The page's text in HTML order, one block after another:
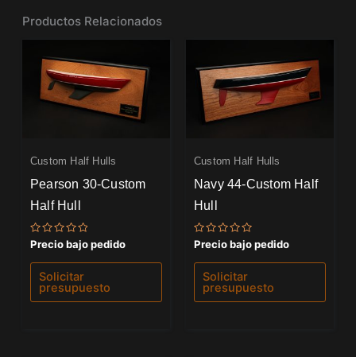
Productos Relacionados
Custom Half Hulls
Pearson 30-Custom
Half Hull
Valorado
con
0
de
Precio bajo pedido
Solicitar
presupuesto
Custom Half Hulls
Navy 44-Custom Half
Hull
Valorado
con
0
de
Precio bajo pedido
Solicitar
presupuesto